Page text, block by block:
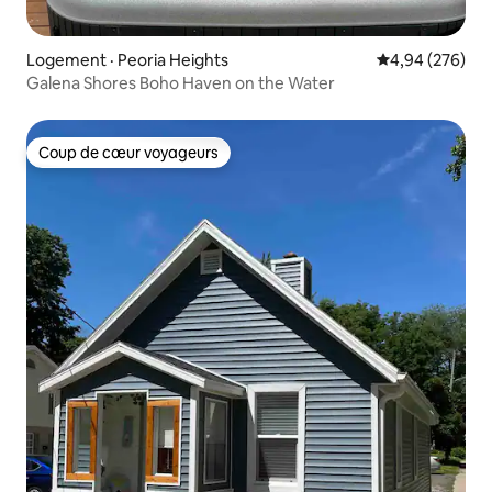
Logement · Peoria Heights Note
4,94 (276)
Galena Shores Boho Haven on the Water
Coup de cœur voyageurs
Coup de cœur voyageurs